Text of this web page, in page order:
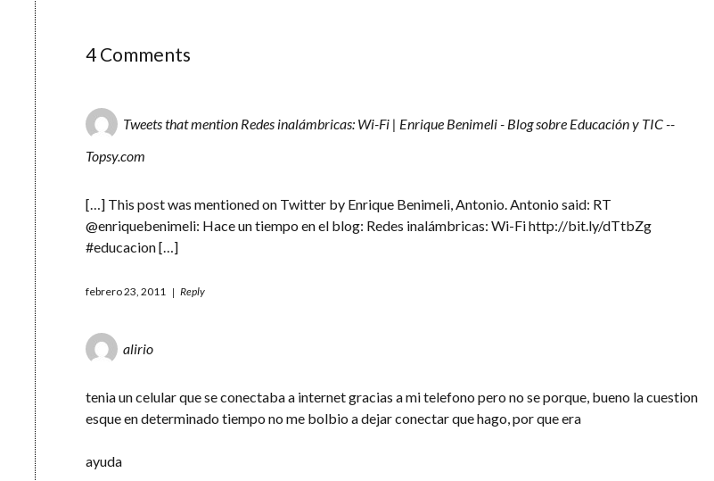
4 Comments
Tweets that mention Redes inalámbricas: Wi-Fi | Enrique Benimeli - Blog sobre Educación y TIC --
Topsy.com
[…] This post was mentioned on Twitter by Enrique Benimeli, Antonio. Antonio said: RT
@enriquebenimeli: Hace un tiempo en el blog: Redes inalámbricas: Wi-Fihttp://bit.ly/dTtbZg
#educacion […]
febrero 23, 2011 Reply
alirio
tenia un celular que se conectaba a internet gracias a mi telefono pero no se porque, bueno la cuestion
esque en determinado tiempo no me bolbio a dejar conectar que hago, por que era
ayuda